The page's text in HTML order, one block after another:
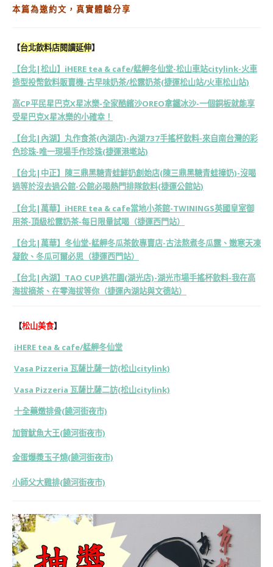
本篇為邀約文，真實體驗分享
【台北飲料店閱讀延伸】
【台北|松山】iHERE tea & cafe/艋舺冬仙堂-松山車站citylink-火車
造型投幣飲料販賣機-古早味奶茶/松露奶茶(捷運松山站/火車松山站)
高CP平民星巴克X星冰樂-全家酷繽沙OREO拿鐵冰沙-一個銅板就能享
受星巴克X星冰樂的小確幸！
【台北|內湖】丸作食茶(內湖店)-內湖737手搖杯飲料-來自南台灣的彩
色珍珠-唯一現場手作珍珠(捷運港墘站)
【台北|中正】陳三鼎黑糖青蛙鮮奶創始店(陳三鼎黑糖青蛙撞奶)-沒喝
過等於沒去過公館-公館必喝熱門排隊飲料(捷運公館站)
【台北|萬華】iHERE tea & cafe當地小茶館-TWININGS英國皇室御
用茶-頂級松露奶茶-每日限量試喝（捷運西門站）
【台北|萬華】冬仙堂-艋舺冬瓜茶飲專賣店-古法熬煮冬瓜露、嫩寒天凍
凝飲、冬瓜可爾必思（捷運西門站）
【台北|內湖】TAO CUP逃花園(湖光店)-湖光市場手搖杯飲料-我在高
海拔摘茶、在零海拔等你（捷運內湖站與文德站）
【松山美食】
iHERE tea & cafe/艋舺冬仙堂
Vasa Pizzeria 瓦薩比薩一訪(松山citylink)
Vasa Pizzeria 瓦薩比薩二訪(松山citylink)
十全藥燉排骨(饒河街夜市)
加賀魷魚大王(饒河街夜市)
金蛋爆漿玉子燒(饒河街夜市)
小師父大雞排(饒河街夜市)